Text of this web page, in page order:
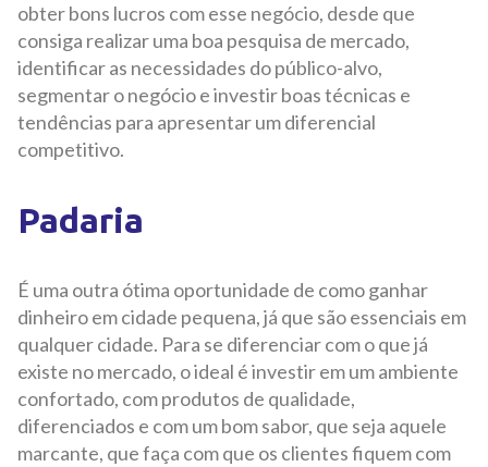
obter bons lucros com esse negócio, desde que
consiga realizar uma boa pesquisa de mercado,
identificar as necessidades do público-alvo,
segmentar o negócio e investir boas técnicas e
tendências para apresentar um diferencial
competitivo.
Padaria
É uma outra ótima oportunidade de como ganhar
dinheiro em cidade pequena, já que são essenciais em
qualquer cidade. Para se diferenciar com o que já
existe no mercado, o ideal é investir em um ambiente
confortado, com produtos de qualidade,
diferenciados e com um bom sabor, que seja aquele
marcante, que faça com que os clientes fiquem com